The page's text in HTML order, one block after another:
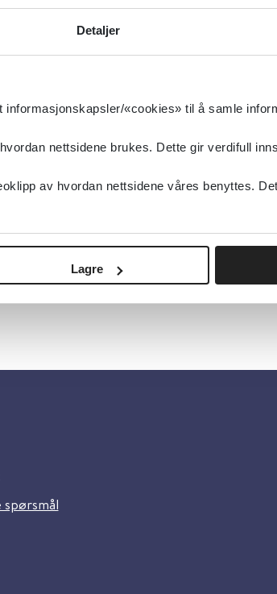
Detaljer
«cookies» til å samle
nettsidene brukes. Dette gir verdifull
av hvordan nettsidene våres benyttes.
Lagre